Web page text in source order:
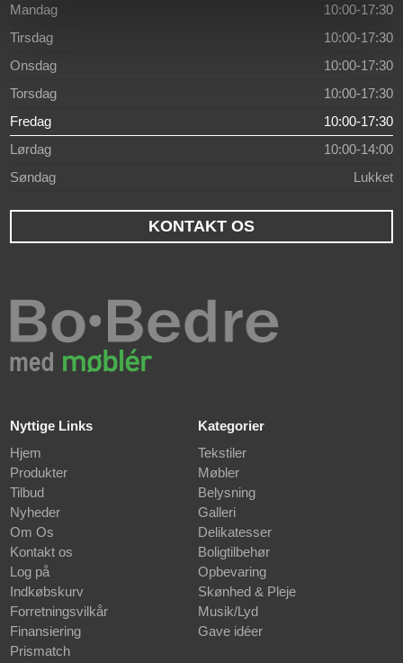
Mandag
10:00-17:30
Tirsdag
10:00-17:30
Onsdag
10:00-17:30
Torsdag
10:00-17:30
Fredag
10:00-17:30
Lørdag
10:00-14:00
Søndag
Lukket
KONTAKT OS
Nyttige Links
Hjem
Produkter
Tilbud
Nyheder
Om Os
Kontakt os
Log på
Indkøbskurv
Forretningsvilkår
Finansiering
Prismatch
Kategorier
Tekstiler
Møbler
Belysning
Galleri
Delikatesser
Boligtilbehør
Opbevaring
Skønhed & Pleje
Musik/Lyd
Gave idéer